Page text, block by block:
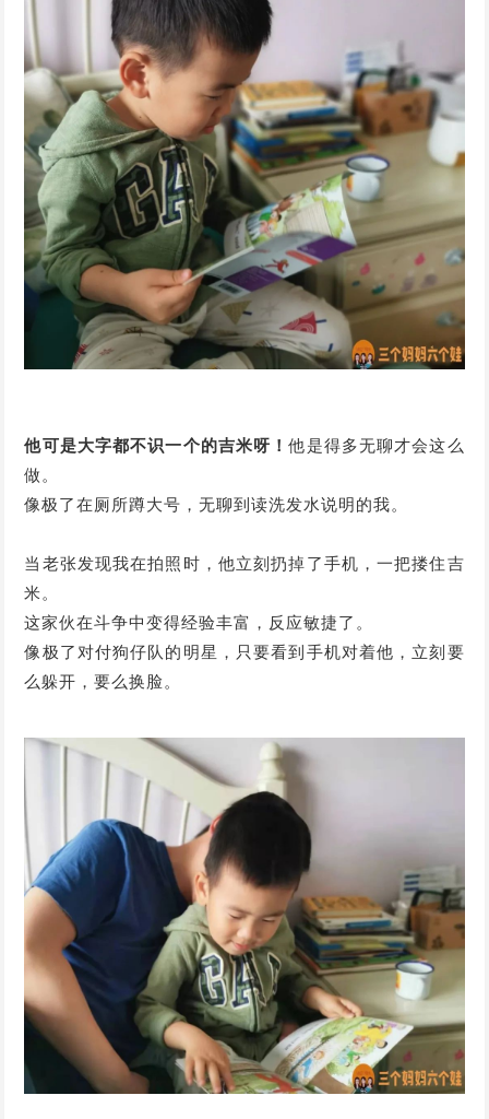
他可是大字都不识一个的吉米呀！他是得多无聊才会这么
做。
像极了在厕所蹲大号，无聊到读洗发水说明的我。
当老张发现我在拍照时，他立刻扔掉了手机，一把搂住吉
米。
这家伙在斗争中变得经验丰富，反应敏捷了。
像极了对付狗仔队的明星，只要看到手机对着他，立刻要
么躲开，要么换脸。